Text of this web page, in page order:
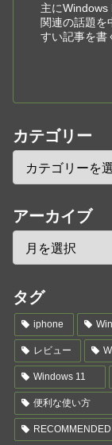
主にWindows
関連の話題を
すい記事を書
カテゴリー
アーカイブ
タグ
iphone
レビュー
Windows 11
便利な使い方
RECOMMENDED